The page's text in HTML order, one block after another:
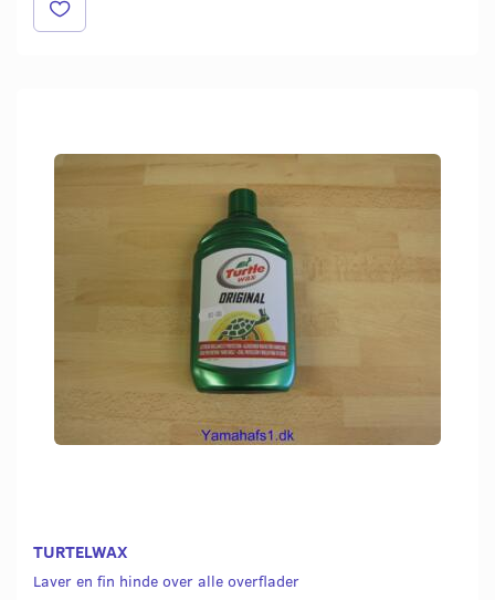
TURTELWAX
Laver en fin hinde over alle overflader